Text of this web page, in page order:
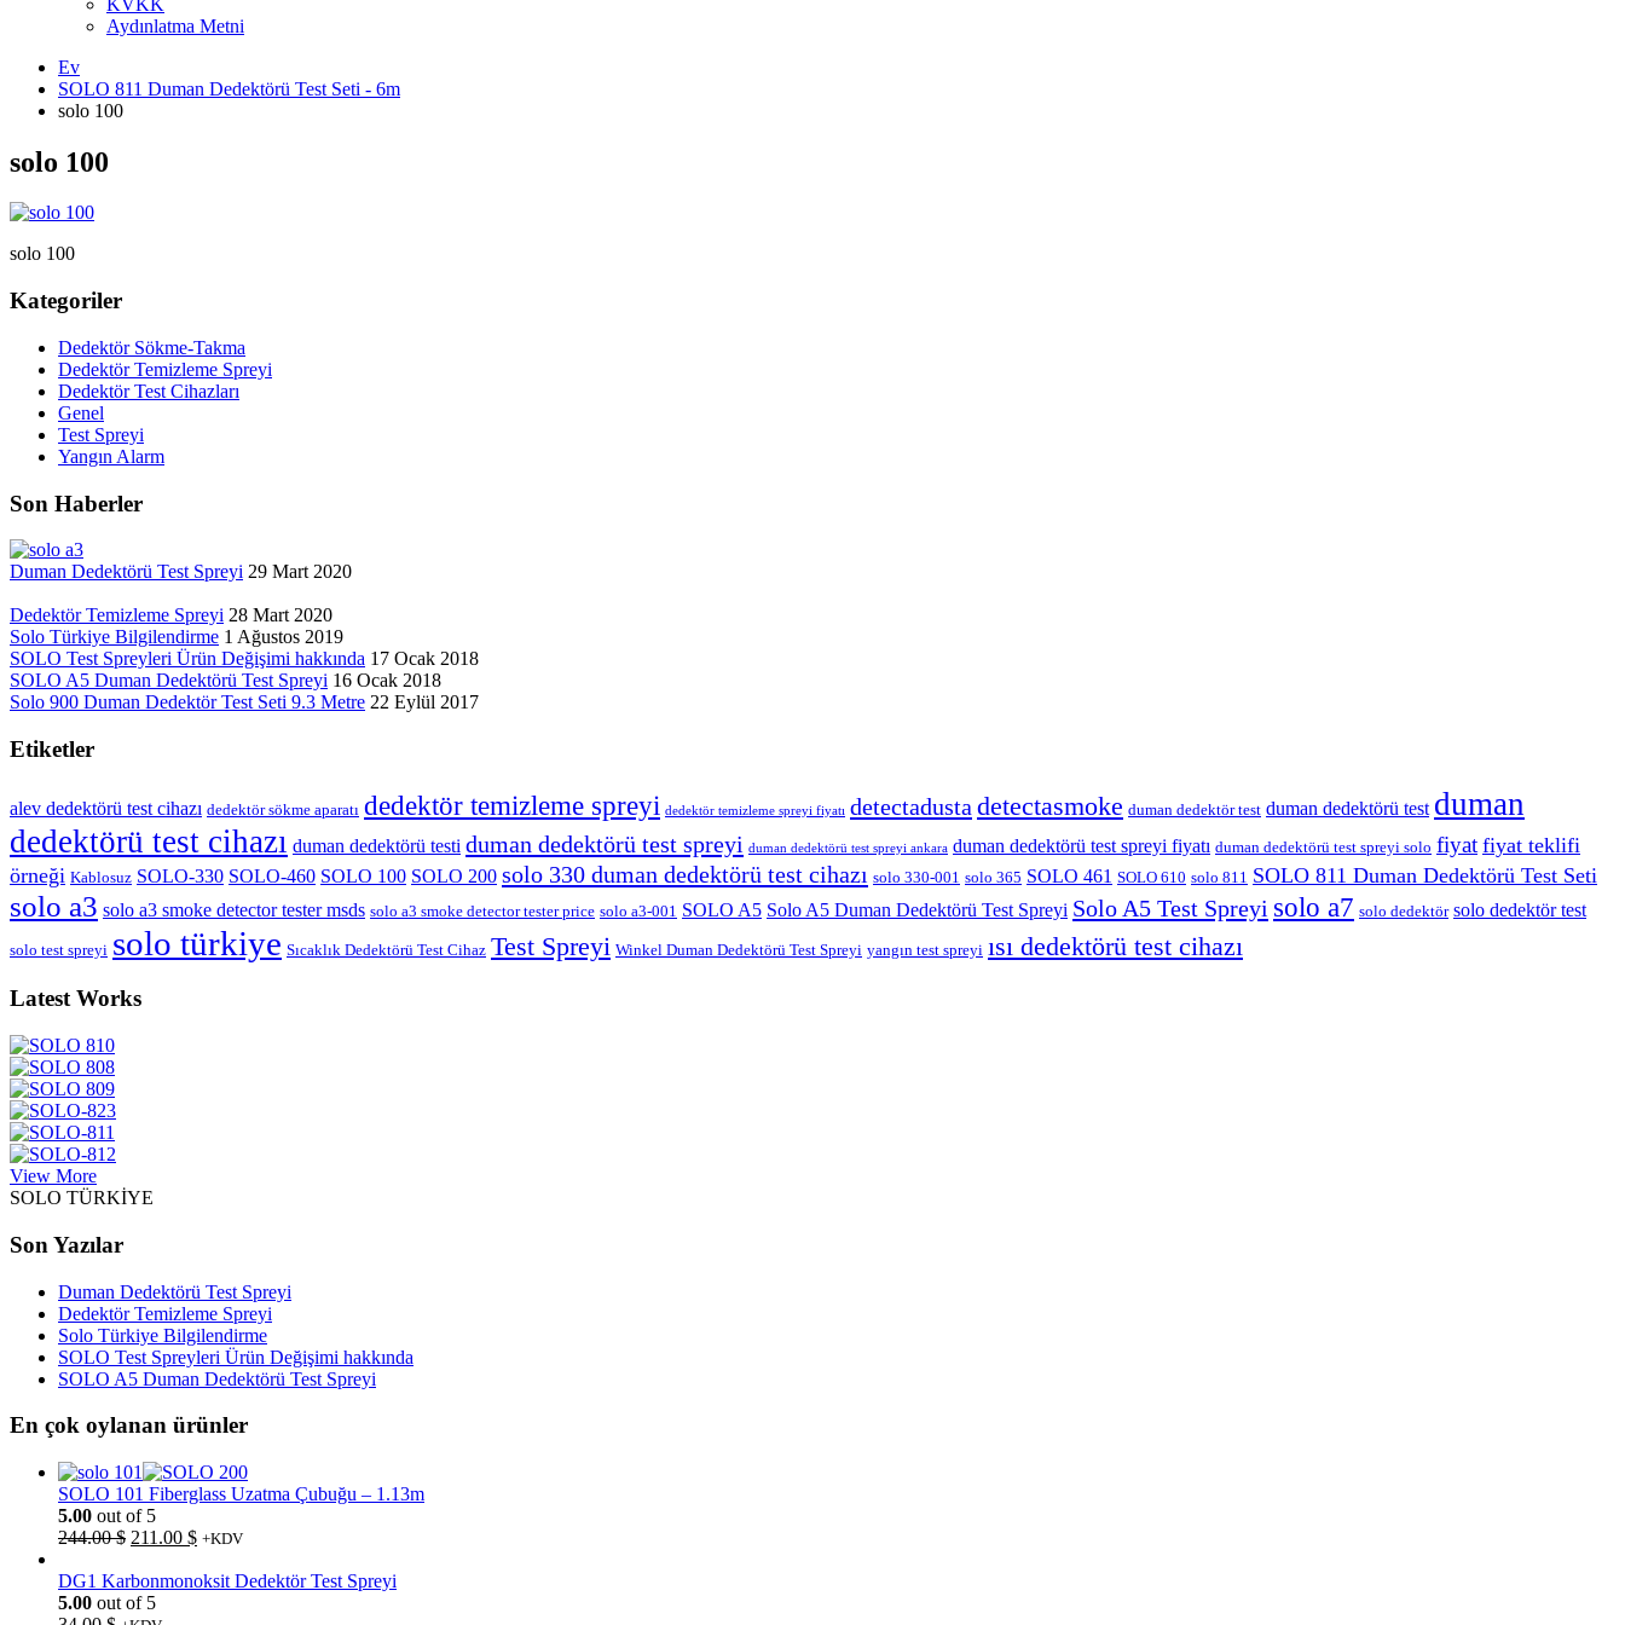
Aydınlatma Metni
Ev
SOLO 811 Duman Dedektörü Test Seti - 6m
solo 100
solo 100
solo 100
Kategoriler
Dedektör Sökme-Takma
Dedektör Temizleme Spreyi
Dedektör Test Cihazları
Genel
Test Spreyi
Yangın Alarm
Son Haberler
Duman Dedektörü Test Spreyi 29 Mart 2020
Dedektör Temizleme Spreyi 28 Mart 2020
Solo Türkiye Bilgilendirme 1 Ağustos 2019
SOLO Test Spreyleri Ürün Değişimi hakkında 17 Ocak 2018
SOLO A5 Duman Dedektörü Test Spreyi 16 Ocak 2018
Solo 900 Duman Dedektör Test Seti 9.3 Metre 22 Eylül 2017
Etiketler
alev dedektörü test cihazı dedektör sökme aparatı dedektör temizleme spreyi dedektör temizleme spreyi fiyatı detectadusta detectasmoke duman dedektör test duman dedektörü test duman
dedektörü test cihazı duman dedektörü testi duman dedektörü test spreyi duman dedektörü test spreyi ankara duman dedektörü test spreyi fiyatı duman dedektörü test spreyi solo fiyat fiyat teklifi
örneği Kablosuz SOLO-330 SOLO-460 SOLO 100 SOLO 200 solo 330 duman dedektörü test cihazı solo 330-001 solo 365 SOLO 461 SOLO 610 solo 811 SOLO 811 Duman Dedektörü Test Seti
solo a3 solo a3 smoke detector tester msds solo a3 smoke detector tester price solo a3-001 SOLO A5 Solo A5 Duman Dedektörü Test Spreyi Solo A5 Test Spreyi solo a7 solo dedektör solo dedektör test
solo test spreyi solo türkiye Sıcaklık Dedektörü Test Cihaz Test Spreyi Winkel Duman Dedektörü Test Spreyi yangın test spreyi ısı dedektörü test cihazı
Latest Works
View More
SOLO TÜRKİYE
Son Yazılar
Duman Dedektörü Test Spreyi
Dedektör Temizleme Spreyi
Solo Türkiye Bilgilendirme
SOLO Test Spreyleri Ürün Değişimi hakkında
SOLO A5 Duman Dedektörü Test Spreyi
En çok oylanan ürünler
SOLO 101 Fiberglass Uzatma Çubuğu – 1.13m
5.00 out of 5
244.00$ Orijinal
244.00 $.
211.00 $Şu
fiyat:
+KDV
DG1 Karbonmonoksit Dedektör Test Spreyi
5.00 out of 5